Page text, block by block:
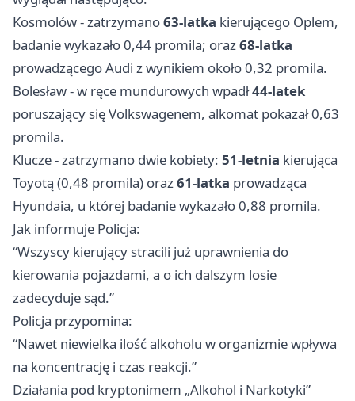
Kosmolów - zatrzymano63-latka kierującego Oplem,
badanie wykazało 0,44 promila; oraz68-latka
prowadzącego Audi z wynikiem około 0,32 promila.
Bolesław - w ręce mundurowych wpadł44-latek
poruszający się Volkswagenem, alkomat pokazał 0,63
promila.
Klucze - zatrzymano dwie kobiety: 51-letnia kierująca
Toyotą (0,48 promila) oraz61-latka prowadząca
Hyundaia, u której badanie wykazało 0,88 promila.
Jak informuje Policja:
“Wszyscy kierujący stracili już uprawnienia do
kierowania pojazdami, a o ich dalszym losie
zadecyduje sąd.”
Policja przypomina:
“Nawet niewielka ilość alkoholu w organizmie wpływa
na koncentrację i czas reakcji.”
Działania pod kryptonimem „Alkohol i Narkotyki”